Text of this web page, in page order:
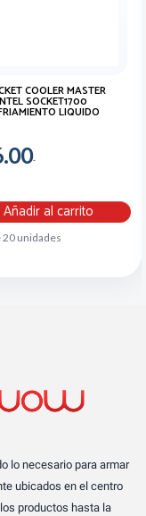
COOLER MASTER
SOCKET1700
LIQUIDO
Añadir al carrito
20 unidades
lo necesario para armar
ubicados en el centro
productos hasta la